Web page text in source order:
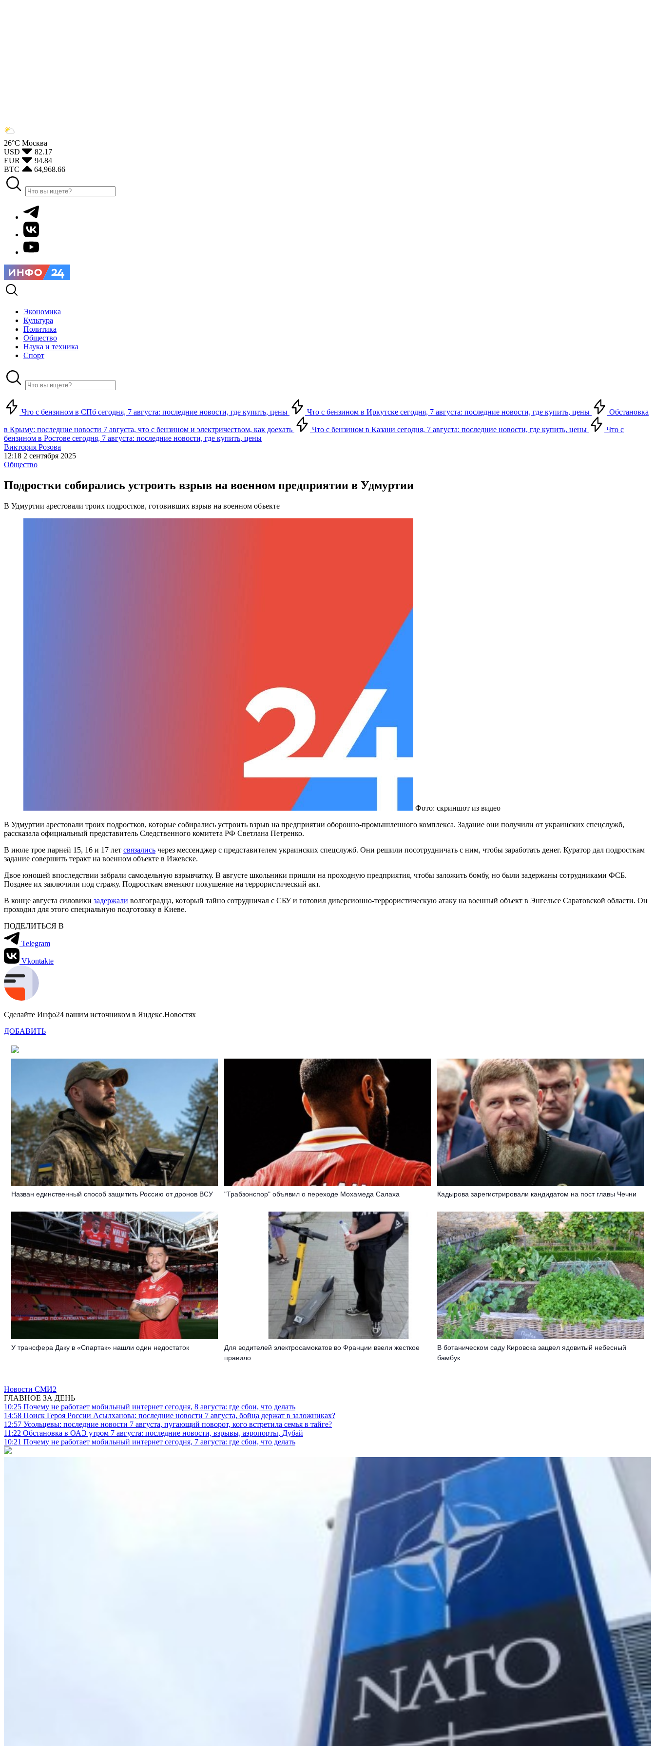
26°С Москва
USD
82.17
EUR
94.84
BTC
64,968.66
Экономика
Культура
Политика
Общество
Наука и техника
Спорт
Что с бензином в СПб сегодня, 7 августа: последние новости, где купить, цены Что с бензином в Иркутске сегодня, 7 августа: последние новости, где купить, цены Обстановка
в Крыму: последние новости 7 августа, что с бензином и электричеством, как доехать Что с бензином в Казани сегодня, 7 августа: последние новости, где купить, цены
Что с
бензином в Ростове сегодня, 7 августа: последние новости, где купить, цены
Виктория Розова
12:18 2 сентября 2025
Общество
Подростки собирались устроить взрыв на военном предприятии в Удмуртии
В Удмуртии арестовали троих подростков, готовивших взрыв на военном объекте
Фото: скриншот из видео
В Удмуртии арестовали троих подростков, которые собирались устроить взрыв на предприятии оборонно-промышленного комплекса. Задание они получили от украинских спецслужб,
рассказала официальный представитель Следственного комитета РФ Светлана Петренко.
В июле трое парней 15, 16 и 17 лет связались через мессенджер с представителем украинских спецслужб. Они решили посотрудничать с ним, чтобы заработать денег. Куратор дал подросткам
задание совершить теракт на военном объекте в Ижевске.
Двое юношей впоследствии забрали самодельную взрывчатку. В августе школьники пришли на проходную предприятия, чтобы заложить бомбу, но были задержаны сотрудниками ФСБ.
Позднее их заключили под стражу. Подросткам вменяют покушение на террористический акт.
В конце августа силовики задержали волгоградца, который тайно сотрудничал с СБУ и готовил диверсионно-террористическую атаку на военный объект в Энгельсе Саратовской области. Он
проходил для этого специальную подготовку в Киеве.
ПОДЕЛИТЬСЯ В
Telegram
Vkontakte
Сделайте Инфо24 вашим источником в Яндекс.Новостях
ДОБАВИТЬ
Назван единственный способ защитить Россию от дронов ВСУ "Трабзонспор" объявил о переходе Мохамеда Салаха Кадырова зарегистрировали кандидатом на пост главы Чечни
У трансфера Даку в «Спартак» нашли один недостаток
Для водителей электросамокатов во Франции ввели жесткое
правило
В ботаническом саду Кировска зацвел ядовитый небесный
бамбук
Новости СМИ2
ГЛАВНОЕ ЗА ДЕНЬ
10:25 Почему не работает мобильный интернет сегодня, 8 августа: где сбои, что делать
14:58 Поиск Героя России Асылханова: последние новости 7 августа, бойца держат в заложниках?
12:57 Усольцевы: последние новости 7 августа, пугающий поворот, кого встретила семья в тайге?
11:22 Обстановка в ОАЭ утром 7 августа: последние новости, взрывы, аэропорты, Дубай
10:21 Почему не работает мобильный интернет сегодня, 7 августа: где сбои, что делать